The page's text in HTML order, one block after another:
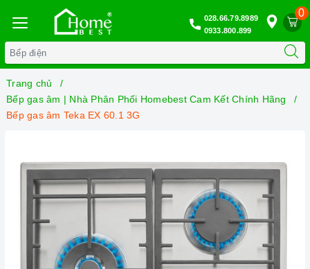
0
028.66.79.8989
0933.800.899
Trang chủ
Bếp gas âm | Nhà Phân Phối Homebest Cam Kết Chính Hãng
Bếp gas âm Teka EX 60.1 3G